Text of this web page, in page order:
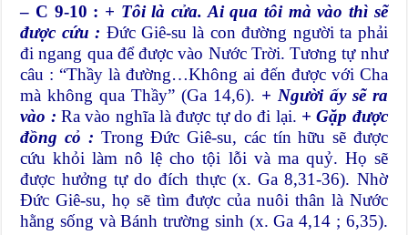
– C 9-10 : + Tôi là cửa. Ai qua tôi mà vào thì sẽ
được cứu : Đức Giê-su là con đường người ta phải
đi ngang qua để được vào Nước Trời. Tương tự như
câu : “Thầy là đường…Không ai đến được với Cha
mà không qua Thầy” (Ga 14,6). + Người ấy sẽ ra
vào : Ra vào nghĩa là được tự do đi lại. + Gặp được
đồng cỏ : Trong Đức Giê-su, các tín hữu sẽ được
cứu khỏi làm nô lệ cho tội lỗi và ma quỷ. Họ sẽ
được hưởng tự do đích thực (x. Ga 8,31-36). Nhờ
Đức Giê-su, họ sẽ tìm được của nuôi thân là Nước
hằng sống và Bánh trường sinh (x. Ga 4,14 ; 6,35).